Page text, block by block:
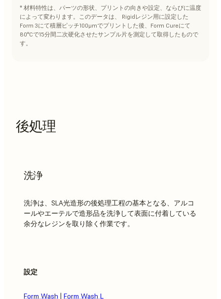
* 材料特性は、パーツの形状、プリントの向きや設定、ならびに温度
によって変わります。このデータは、 Rigidレジン用に設定した
Form 3にて積層ピッチ100μmでプリントした後、Form Cureにて
80°Cで15分間二次硬化させたサンプル片を測定して取得したもので
す。
後処理
洗浄
洗浄は、SLA光造形の後処理工程の基本となる、アルコ
ールやエーテルで造形品を洗浄して表面に付着している
余分なレジンを取り除く作業です。
設定
Form Wash | Form Wash L